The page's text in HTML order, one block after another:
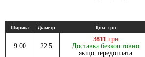
Ширина Діаметр Ціна, грн
9.00 22.5
3811 грн
Доставка безкоштовно
якщо передоплата